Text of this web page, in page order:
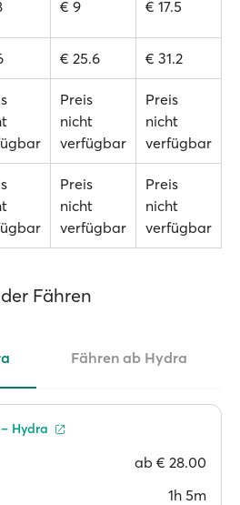
€ 9 € 17.5
€ 25.6 € 31.2
Preis
nicht
verfügbar
Preis
nicht
verfügbar
Preis
nicht
verfügbar
Preis
nicht
verfügbar
Fähren
Fähren ab Hydra
ab € 28.00
1h 5m
Hydra